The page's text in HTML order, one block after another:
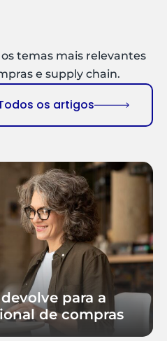
temas mais relevantes
e supply chain.
os artigos
para a
de compras